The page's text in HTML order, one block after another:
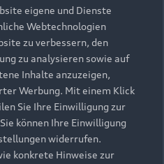
eigene und Dienste
Webtechnologien
zu verbessern, den
zu analysieren sowie auf
Inhalte anzuzeigen,
Werbung. Mit einem Klick
Sie Ihre Einwilligung zur
können Ihre Einwilligung
widerrufen.
konkrete Hinweise zur